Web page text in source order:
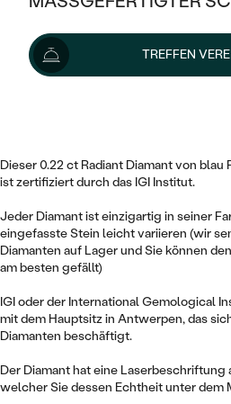
KLASSISCH
VINTAGE
AUSSERGEWÖHNLICHE
GEHÄMMERTE
VON HAND GRAVIERTE
MIT MEHREREN
HALO
VINTAGE
AUSSERGEWÖHNLICH
GESTALTE EINEN RING
WÄHLE EINEN RING
DIAMANTEN ZUM
AUSVERKAUF
WENN SCHMUCK HILFT
OHRRINGE
RINGE
ANHÄNGER / KETTEN
ARMBÄNDER
SCHMUCKSET
HERRENSCHMUCK
PLATIN
OHRSTECKER
MINIMALISTISCHE
SOLITÄR
HERZ
GOLD
SILBER
NACH STYL
SOLITÄR
ZUR GEBURT EINES
PERSONALISIERT
MIT STERNZEICHEN
MINIMALISTISCH
AUSVERKAUF
SILBER
PLATIN
NACH STYL
MEMOIRE
MINIMALISTISCHE
TREFFEN
265 €
Dieser 0.22 ct Radiant Diamant von blau
ist zertifiziert durch das IGI Institut.
Jeder Diamant ist einzigartig in seiner
eingefasste Stein leicht variieren (wir
Diamanten auf Lager und Sie können
am besten gefällt)
IGI oder der International Gemological
mit dem Hauptsitz in Antwerpen, das
Diamanten beschäftigt.
Der Diamant hat eine Laserbeschriftung
welcher Sie dessen Echtheit unter dem